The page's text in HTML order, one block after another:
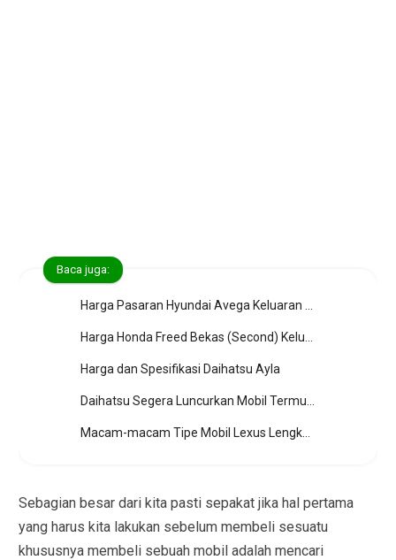
Baca juga:
Harga dan Spesifikasi Daihatsu Ayla
Sebagian besar dari kita pasti sepakat jika hal pertama
yang harus kita lakukan sebelum membeli sesuatu
khususnya membeli sebuah mobil adalah mencari